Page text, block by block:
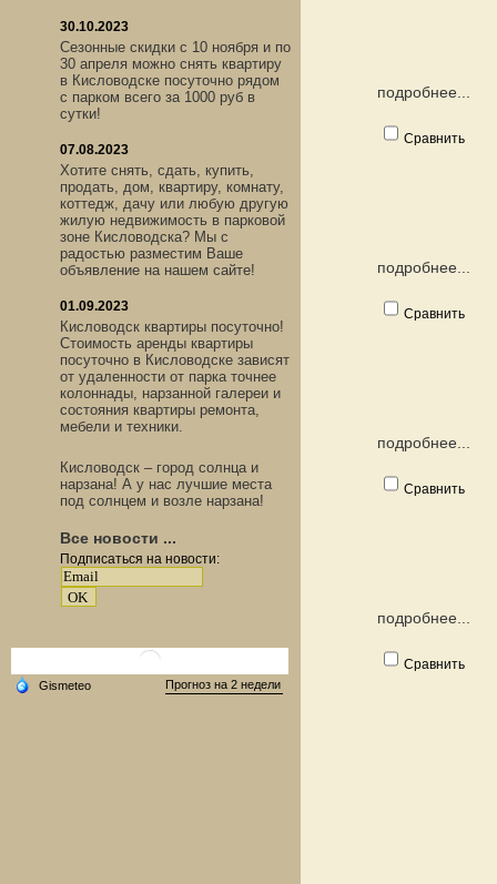
подробнее...
Сравнить
подробнее...
Сравнить
подробнее...
Сравнить
подробнее...
Сравнить
30.10.2023
Сезонные скидки с 10 ноября и по
30 апреля можно снять квартиру
в Кисловодске посуточно рядом
с парком всего за 1000 руб в
сутки!
07.08.2023
Хотите снять, сдать, купить,
продать, дом, квартиру, комнату,
коттедж, дачу или любую другую
жилую недвижимость в парковой
зоне Кисловодска? Мы с
радостью разместим Ваше
объявление на нашем сайте!
01.09.2023
Кисловодск квартиры посуточно!
Стоимость аренды квартиры
посуточно в Кисловодске зависят
от удаленности от парка точнее
колоннады, нарзанной галереи и
состояния квартиры ремонта,
мебели и техники.
Кисловодск – город солнца и
нарзана! А у нас лучшие места
под солнцем и возле нарзана!
Все новости ...
Подписаться на новости: